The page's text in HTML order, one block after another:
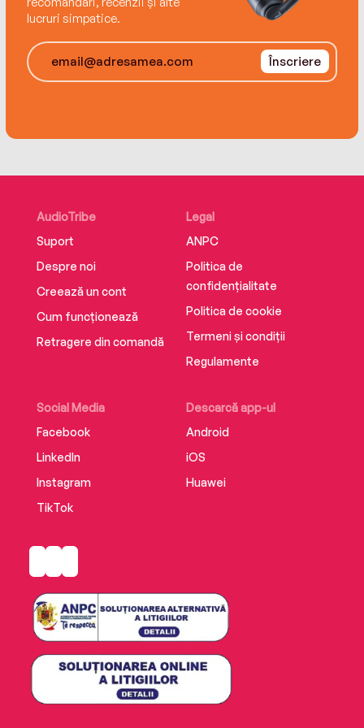
lucruri simpatice.
Înscriere
AudioTribe
Suport
Despre noi
Creează un cont
Cum funcționează
Retragere din comandă
Social Media
Facebook
LinkedIn
Instagram
TikTok
Descarcă app-ul
Android
iOS
Huawei
Legal
ANPC
Politica de
confidențialitate
Politica de cookie
Termeni și condiții
Regulamente